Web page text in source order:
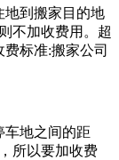
地到搬家目的地
不加收费用。超
标准:搬家公司
车地之间的距
所以要加收费